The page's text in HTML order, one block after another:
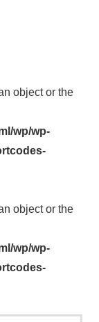
object or the
wp/wp-
object or the
wp/wp-